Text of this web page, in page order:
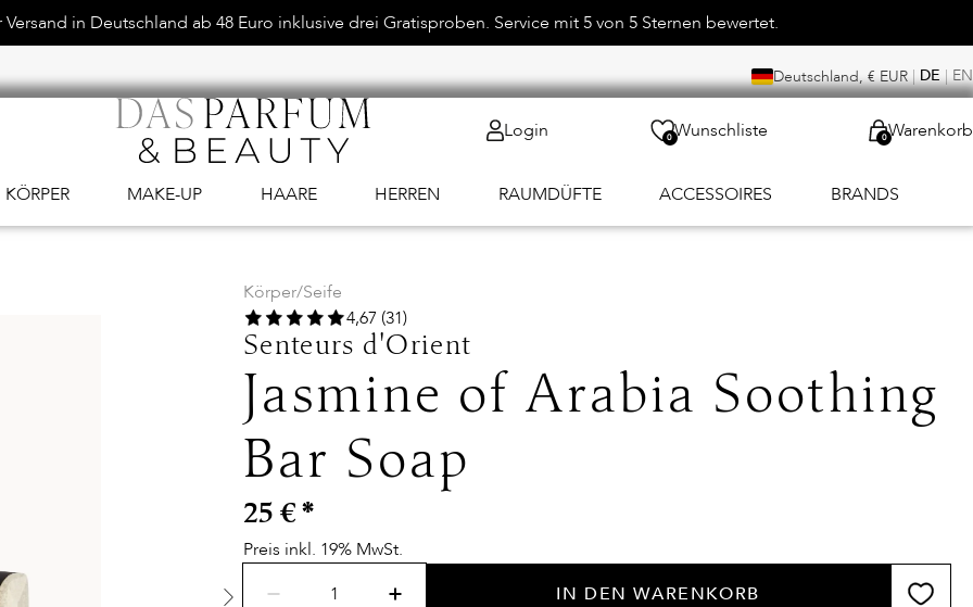
in Deutschland ab 48 Euro inklusive drei Gratisproben. Service mit 5 von 5 Sternen bewertet.
Deutschland, € EUR | DE | EN
Login 0Wunschliste 0Warenkorb
KÖRPER MAKE-UP HAARE HERREN RAUMDÜFTE ACCESSOIRES BRANDS
Körper/Seife
4,67 (31)
Senteurs d'Orient
Jasmine of Arabia Soothing
Bar Soap
25 € *
Preis inkl. 19% MwSt.
IN DEN WARENKORB